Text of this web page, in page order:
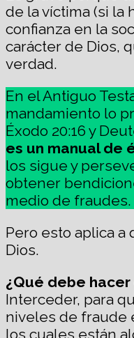
de la víctima (si la
confianza en la
carácter de Dios,
verdad.
En el Antiguo
mandamiento lo
Éxodo 20:16 y
es un manual de
los sigue y
obtener
medio de fraudes.
Pero esto aplica
Dios.
¿Qué debe
Interceder, para
niveles de fraude
los cuales están